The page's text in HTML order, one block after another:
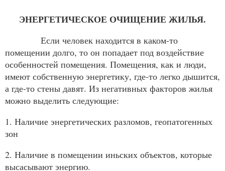
ЭНЕРГЕТИЧЕСКОЕ ОЧИЩЕНИЕ ЖИЛЬЯ.
Если человек находится в каком-то
помещении долго, то он попадает под воздействие
особенностей помещения. Помещения, как и люди,
имеют собственную энергетику, где-то легко дышится,
а где-то стены давят. Из негативных факторов жилья
можно выделить следующие:
1. Наличие энергетических разломов, геопатогенных
зон
2. Наличие в помещении иньских объектов, которые
высасывают энергию.